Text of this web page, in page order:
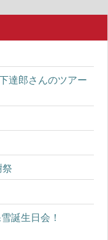
達郎さんのツアー
祭
誕生日会！